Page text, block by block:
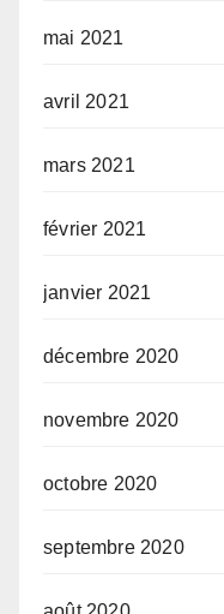
mai 2021
avril 2021
mars 2021
février 2021
janvier 2021
décembre 2020
novembre 2020
octobre 2020
septembre 2020